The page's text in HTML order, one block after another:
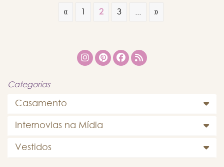
« 2 3 »
Categorias
Casamento
Internovias na Mídia
Vestidos